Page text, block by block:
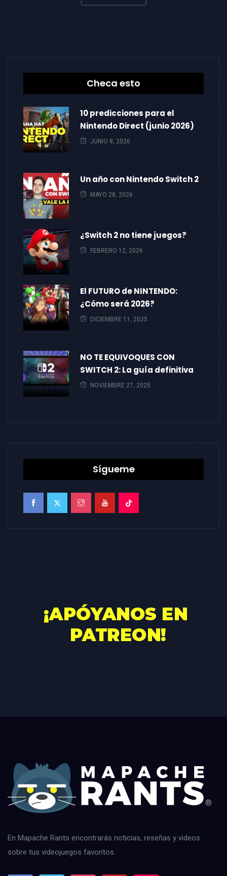
Checa esto
10 predicciones para el
Nintendo Direct (junio 2026)
JUNIO 8, 2026
Un año con Nintendo Switch 2
MAYO 28, 2026
¿Switch 2 no tiene juegos?
FEBRERO 12, 2026
El FUTURO de NINTENDO:
¿Cómo será 2026?
DICIEMBRE 11, 2025
NO TE EQUIVOQUES CON
SWITCH 2: La guía definitiva
NOVIEMBRE 27, 2025
Sígueme
En Mapache Rants encontrarás noticias, reseñas y videos
sobre tus videojuegos favoritos.